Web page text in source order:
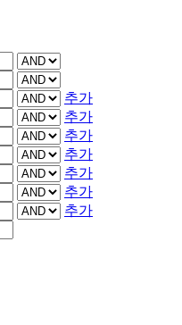
추가
추가
추가
추가
추가
추가
추가